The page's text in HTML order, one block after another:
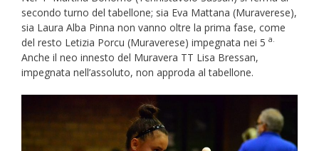
secondo turno del tabellone; sia Eva Mattana (Muraverese),
sia Laura Alba Pinna non vanno oltre la prima fase, come
del resto Letizia Porcu (Muraverese) impegnata nei 5 a.
Anche il neo innesto del Muravera TT Lisa Bressan,
impegnata nell’assoluto, non approda al tabellone.